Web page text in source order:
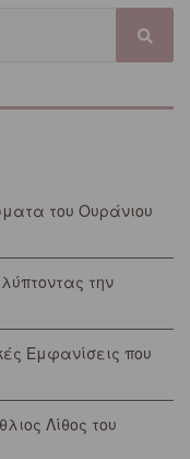
του Ουράνιου
την
Εμφανίσεις που
Λίθος του